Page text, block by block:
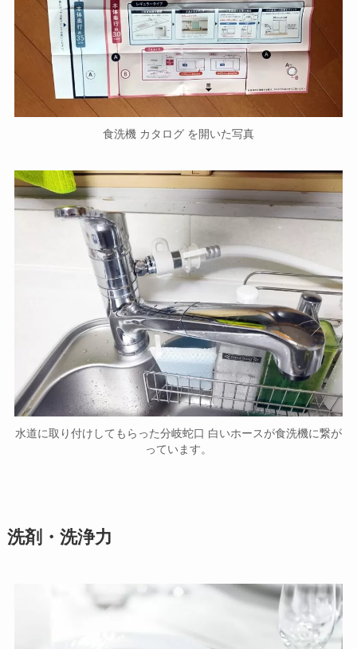
食洗機 カタログ を開いた写真
水道に取り付けしてもらった分岐蛇口 白いホースが食洗機に繋が
っています。
洗剤・洗浄力